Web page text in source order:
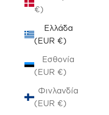
€)
Ελλάδα
(EUR €)
Εσθονία
(EUR €)
Φινλανδία
(EUR €)